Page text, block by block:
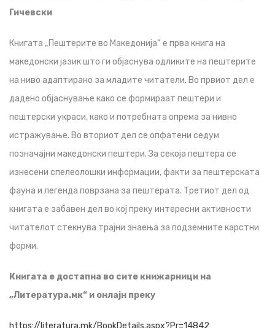
Гичевски
Книгата „Пештерите во Македонија“ е прва книга на
македонски јазик што ги објаснува одликите на пештерите
на ниво адаптирано за младите читатели. Во првиот дел е
дадено објаснување како се формираат пештери и
пештерски украси, како и потребната опрема за нивно
истражување. Во вториот дел се опфатени седум
позначајни македонски пештери. За секоја пештера се
изнесени спелеолошки информации, факти за пештерската
фауна и легенда поврзана за пештерата. Третиот дел од
книгата е забавен дел во кој преку интересни активности
читателот стекнува трајни знаења за подземните карстни
форми.
Книгата е достапна во сите книжарници на
„Литература.мк“ и онлајн преку
https://literatura.mk/BookDetails.aspx?Pr=14842